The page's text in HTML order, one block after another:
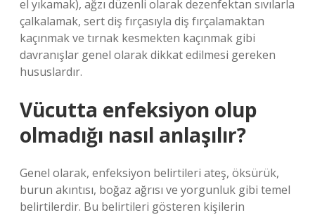
el yıkamak), ağzı düzenli olarak dezenfektan sıvılarla
çalkalamak, sert diş fırçasıyla diş fırçalamaktan
kaçınmak ve tırnak kesmekten kaçınmak gibi
davranışlar genel olarak dikkat edilmesi gereken
hususlardır.
Vücutta enfeksiyon olup
olmadığı nasıl anlaşılır?
Genel olarak, enfeksiyon belirtileri ateş, öksürük,
burun akıntısı, boğaz ağrısı ve yorgunluk gibi temel
belirtilerdir. Bu belirtileri gösteren kişilerin